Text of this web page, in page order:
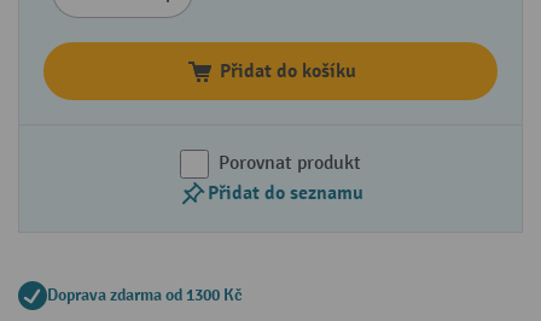
Přidat do košíku
Porovnat produkt
Přidat do seznamu
Doprava zdarma od 1300 Kč